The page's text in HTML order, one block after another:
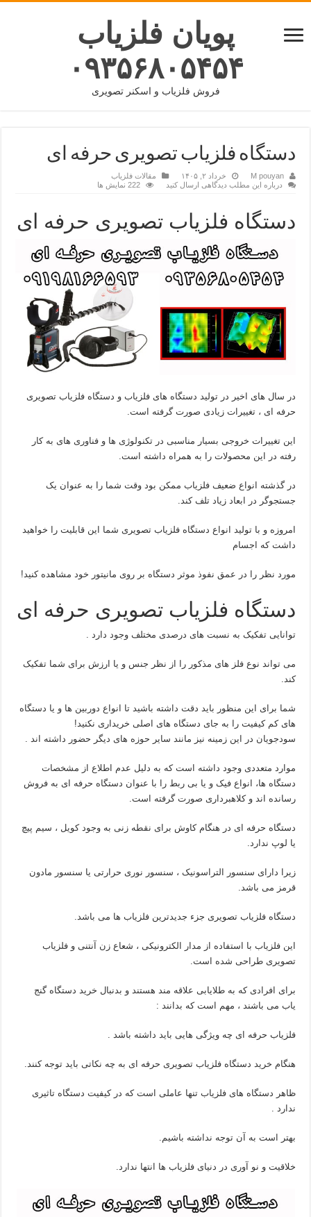
پویان فلزیاب
۰۹۳۵۶۸۰۵۴۵۴
فروش فلزیاب و اسکنر تصویری
دستگاه فلزیاب تصویری حرفه ای
M pouyan خرداد ۲, ۱۴۰۵
مقالات فلزیاب
درباره این مطلب دیدگاهی ارسال کنید
222 نمایش ها
دستگاه فلزیاب تصویری حرفه ای
در سال های اخیر در تولید دستگاه های فلزیاب و دستگاه فلزیاب تصویری
حرفه ای ، تغییرات زیادی صورت گرفته است.
این تغییرات خروجی بسیار مناسبی در تکنولوژی ها و فناوری های به کار
رفته در این محصولات را به همراه داشته است.
در گذشته انواع ضعیف فلزیاب ممکن بود وقت شما را به عنوان یک
جستجوگر در ابعاد زیاد تلف کند.
امروزه و با تولید انواع دستگاه فلزیاب تصویری شما این قابلیت را خواهید
داشت که اجسام
مورد نظر را در عمق نفوذ موثر دستگاه بر روی مانیتور خود مشاهده کنید!
دستگاه فلزیاب تصویری حرفه ای
توانایی تفکیک به نسبت های درصدی مختلف وجود دارد .
می تواند نوع فلز های مذکور را از نظر جنس و یا ارزش برای شما تفکیک
کند.
شما برای این منظور باید دقت داشته باشید تا انواع دوربین ها و یا دستگاه
های کم کیفیت را به جای دستگاه های اصلی خریداری نکنید!
سودجویان در این زمینه نیز مانند سایر حوزه های دیگر حضور داشته اند .
موارد متعددی وجود داشته است که به دلیل عدم اطلاع از مشخصات
دستگاه ها، انواع فیک و یا بی ربط را با عنوان دستگاه حرفه ای به فروش
رسانده اند و کلاهبرداری صورت گرفته است.
دستگاه حرفه ای در هنگام کاوش برای نقطه زنی به وجود کویل ، سیم پیچ
یا لوپ ندارد.
زیرا دارای سنسور التراسونیک ، سنسور نوری حرارتی یا سنسور مادون
قرمز می باشد.
دستگاه فلزیاب تصویری جزء جدیدترین فلزیاب ها می باشد.
این فلزیاب با استفاده از مدار الکترونیکی ، شعاع زن آنتنی و فلزیاب
تصویری طراحی شده است.
برای افرادی که به طلایابی علاقه مند هستند و بدنبال خرید دستگاه گنج
یاب می باشند ، مهم است که بدانند :
فلزیاب حرفه ای چه ویژگی هایی باید داشته باشد .
هنگام خرید دستگاه فلزیاب تصویری حرفه ای به چه نکاتی باید توجه کنند.
ظاهر دستگاه های فلزیاب تنها عاملی است که در کیفیت دستگاه تاثیری
ندارد .
بهتر است به آن توجه نداشته باشیم.
خلاقیت و نو آوری در دنیای فلزیاب ها انتها ندارد.